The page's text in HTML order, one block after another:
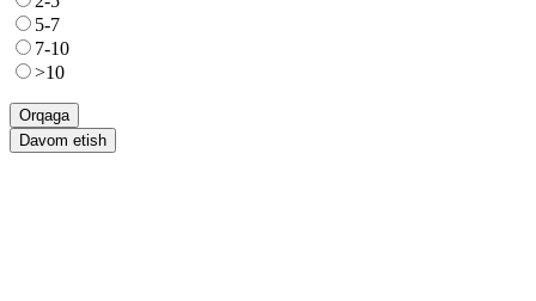
5-7
7-10
>10
Orqaga
Davom etish